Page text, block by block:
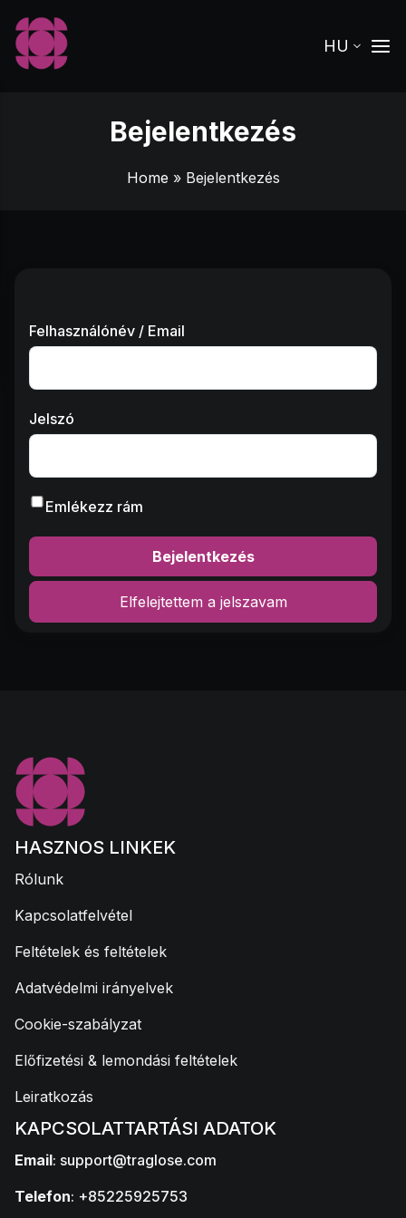
HU
Bejelentkezés
Home » Bejelentkezés
Felhasználónév / Email
Jelszó
Emlékezz rám
Elfelejtettem a jelszavam
Bejelentkezés
HASZNOS LINKEK
Rólunk
Kapcsolatfelvétel
Feltételek és feltételek
Adatvédelmi irányelvek
Cookie-szabályzat
Előfizetési & lemondási feltételek
Leiratkozás
KAPCSOLATTARTÁSI ADATOK
Email: support@traglose.com
Telefon: +85225925753